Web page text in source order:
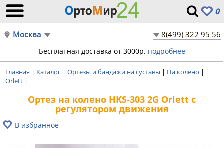
0
Москва 8(499) 322 95 56
Бесплатная доставка от 3000р. подробнее
Главная | Каталог | Ортезы и бандажи на суставы | На колено |
Orlett |
Ортез на колено HKS-303 2G Orlett с
регулятором движения
В избранное